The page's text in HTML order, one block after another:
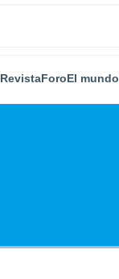
RevistaForoEl mundo